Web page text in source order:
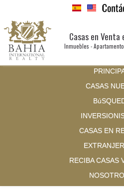
Casas en Venta
Inmuebles -
CASAS
CASAS EN
RECIBA CASAS